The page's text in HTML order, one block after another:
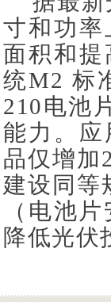
寸和功
面积和
统M2 标
210电池
能力。应
品仅增加
建设同等
（电池
降低光伏